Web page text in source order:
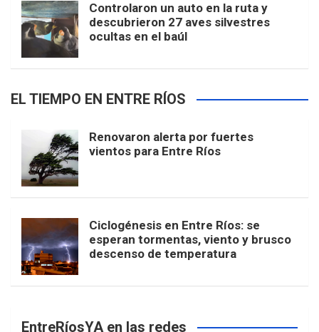
Controlaron un auto en la ruta y
descubrieron 27 aves silvestres
ocultas en el baúl
EL TIEMPO EN ENTRE RÍOS
Renovaron alerta por fuertes
vientos para Entre Ríos
Ciclogénesis en Entre Ríos: se
esperan tormentas, viento y brusco
descenso de temperatura
EntreRíosYA en las redes